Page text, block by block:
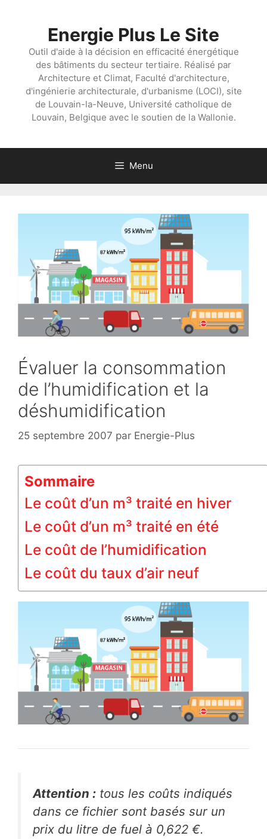
Energie Plus Le Site
Outil d'aide à la décision en efficacité énergétique
des bâtiments du secteur tertiaire. Réalisé par
Architecture et Climat, Faculté d'architecture,
d'ingénierie architecturale, d'urbanisme (LOCI), site
de Louvain-la-Neuve, Université catholique de
Louvain, Belgique avec le soutien de la Wallonie.
Menu
Évaluer la consommation
de l’humidification et la
déshumidification
25 septembre 2007 par Energie-Plus
Sommaire
Le coût d’un m³ traité en hiver
Le coût d’un m³ traité en été
Le coût de l’humidification
Le coût du taux d’air neuf
Attention : tous les coûts indiqués
dans ce fichier sont basés sur un
prix du litre de fuel à 0,622 €.